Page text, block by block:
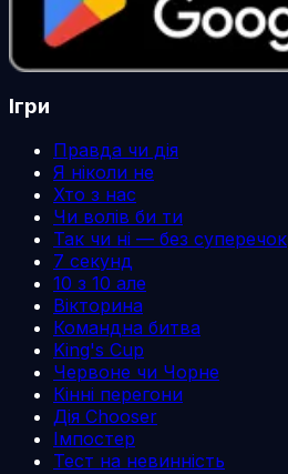
Ігри
Правда чи дія
Я ніколи не
Хто з нас
Чи волів би ти
Так чи ні — без суперечок
7 секунд
10 з 10 але
Вікторина
Командна битва
King's Cup
Червоне чи Чорне
Кінні перегони
Дія Chooser
Імпостер
Тест на невинність